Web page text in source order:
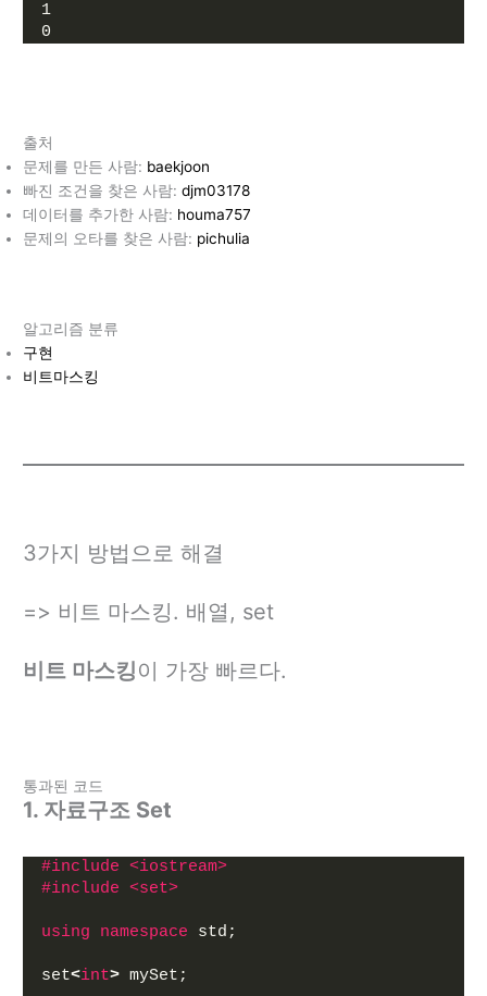
1
0
출처
문제를 만든 사람: baekjoon
빠진 조건을 찾은 사람:djm03178
데이터를 추가한 사람: houma757
문제의 오타를 찾은 사람: pichulia
알고리즘 분류
구현
비트마스킹
3가지 방법으로 해결
=> 비트 마스킹. 배열, set
비트 마스킹이 가장 빠르다.
통과된 코드
1. 자료구조 Set
#include <iostream>
#include <set>
using namespace std;
set<int> mySet;